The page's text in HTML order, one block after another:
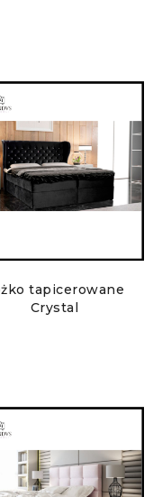
tapicerowane
Crystal